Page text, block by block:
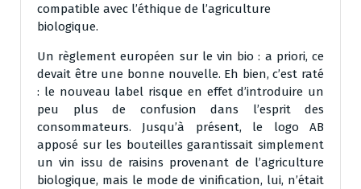
compatible avec l’éthique de l’agriculture
biologique.
Un règlement européen sur le vin bio : a priori, ce
devait être une bonne nouvelle. Eh bien, c’est raté
: le nouveau label risque en effet d’introduire un
peu plus de confusion dans l’esprit des
consommateurs. Jusqu’à présent, le logo AB
apposé sur les bouteilles garantissait simplement
un vin issu de raisins provenant de l’agriculture
biologique, mais le mode de vinification, lui, n’était